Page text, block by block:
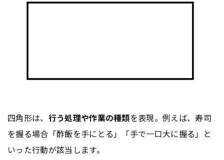
四角形は、 行う処理や作業の種類を表現。例えば、寿司
を握る場合「酢飯を手にとる」「手で一口大に握る」と
いった行動が該当します。